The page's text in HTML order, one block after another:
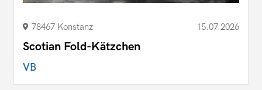
78467 Konstanz 15.07.2026
Scotian Fold-Kätzchen
VB